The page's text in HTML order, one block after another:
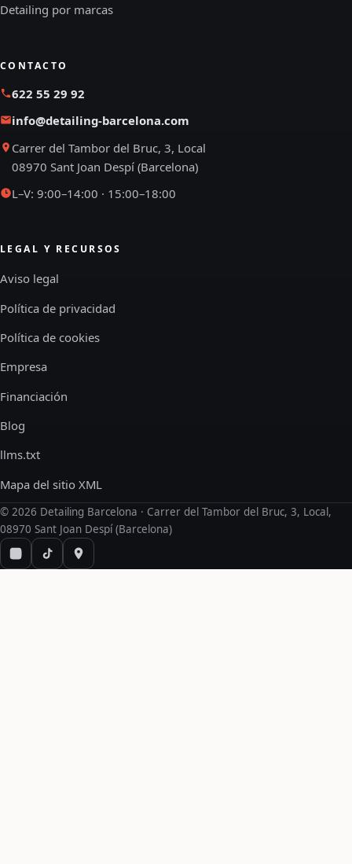
Detailing por marcas
CONTACTO
622 55 29 92
info@detailing-barcelona.com
Carrer del Tambor del Bruc, 3, Local
08970 Sant Joan Despí (Barcelona)
L–V: 9:00–14:00 · 15:00–18:00
LEGAL Y RECURSOS
Aviso legal
Política de privacidad
Política de cookies
Empresa
Financiación
Blog
llms.txt
Mapa del sitio XML
© 2026 Detailing Barcelona · Carrer del Tambor del Bruc, 3, Local,
08970 Sant Joan Despí (Barcelona)